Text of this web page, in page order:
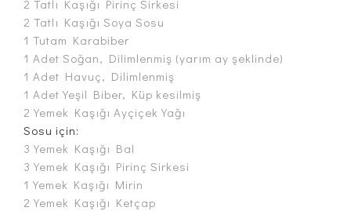
2 Tatlı Kaşığı Pirinç Sirkesi
2 Tatlı Kaşığı Soya Sosu
1 Tutam Karabiber
1 Adet Soğan, Dilimlenmiş (yarım ay şeklinde)
1 Adet Havuç, Dilimlenmiş
1 Adet Yeşil Biber, Küp kesilmiş
2 Yemek Kaşığı Ayçiçek Yağı
Sosu için:
3 Yemek Kaşığı Bal
3 Yemek Kaşığı Pirinç Sirkesi
1 Yemek Kaşığı Mirin
2 Yemek Kaşığı Ketçap